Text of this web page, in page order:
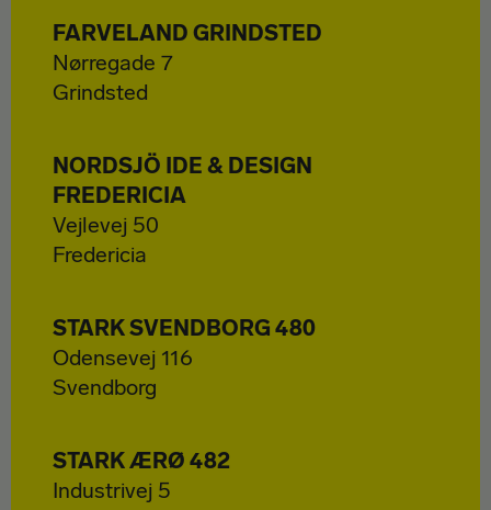
FARVELAND GRINDSTED
Nørregade 7
Grindsted
NORDSJÖ IDE & DESIGN
FREDERICIA
Vejlevej 50
Fredericia
STARK SVENDBORG 480
Odensevej 116
Svendborg
STARK ÆRØ 482
Industrivej 5